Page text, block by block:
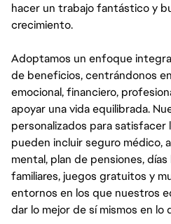
hacer un trabajo fantástico y
crecimiento.
Adoptamos un enfoque
de beneficios, centrándonos
emocional, financiero,
apoyar una vida equilibrada.
personalizados para satisfacer
pueden incluir seguro médico,
mental, plan de pensiones,
familiares, juegos gratuitos y
entornos en los que nuestros
dar lo mejor de sí mismos en lo